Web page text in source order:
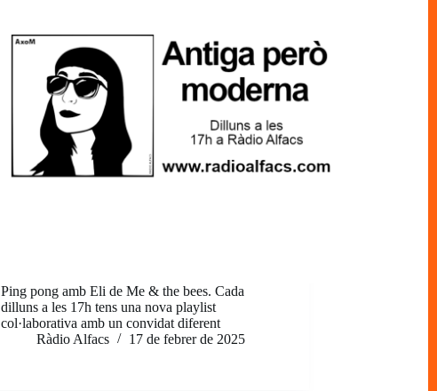
Ping pong amb Eli de Me & the bees. Cada
dilluns a les 17h tens una nova playlist
col·laborativa amb un convidat diferent
Ràdio Alfacs
17 de febrer de 2025